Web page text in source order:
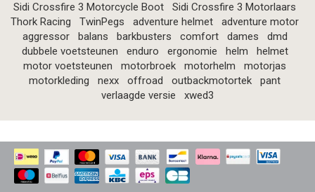
Sidi Crossfire 3 Motorcycle Boot
Sidi Crossfire 3 Motorlaars
Thork Racing
TwinPegs adventure helmet
adventure motor
aggressor
balans barkbusters comfort dames
dmd
dubbele voetsteunen
enduro ergonomie helm
helmet
motor voetsteunen
motorbroek motorhelm
motorjas
motorkleding
nexx offroad outbackmotortek
pant
verlaagde versie
xwed3